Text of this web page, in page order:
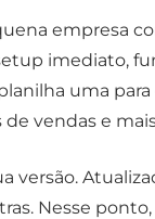
empresa
imediato,
uma
vendas e
versão.
Nesse